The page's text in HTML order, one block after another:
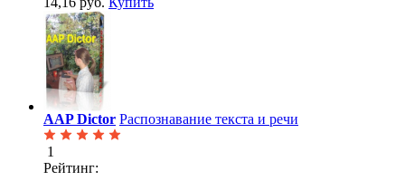
AAP Dictor Распознавание текста и речи
1
Рейтинг: